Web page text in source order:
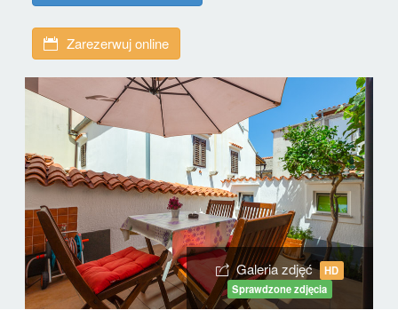
Zarezerwuj online
Galeria zdjęć HD
Sprawdzone zdjęcia